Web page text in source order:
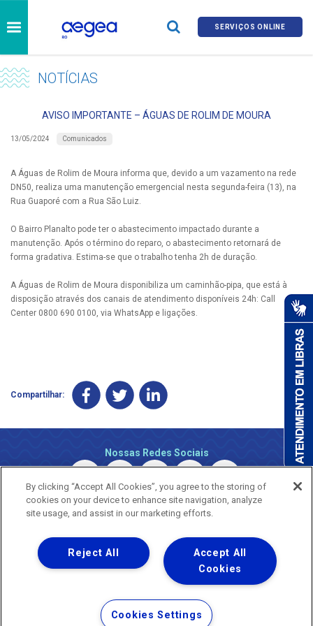
SERVIÇOS ONLINE
NOTÍCIAS
AVISO IMPORTANTE – ÁGUAS DE ROLIM DE MOURA
13/05/2024 Comunicados
A Águas de Rolim de Moura informa que, devido a um vazamento na rede
DN50, realiza uma manutenção emergencial nesta segunda-feira (13), na
Rua Guaporé com a Rua São Luiz.
O Bairro Planalto pode ter o abastecimento impactado durante a
manutenção. Após o término do reparo, o abastecimento retornará de
forma gradativa. Estima-se que o trabalho tenha 2h de duração.
A Águas de Rolim de Moura disponibiliza um caminhão-pipa, que está à
disposição através dos canais de atendimento disponíveis 24h: Call
Center 0800 690 0100, via WhatsApp e ligações.
Compartilhar:
Nossas Redes Sociais
Copyright © 2026 - Todos os Direitos Reservados.
Nossa natureza movimenta a vida
Termos Gerais de Uso de Sites e Aplicativos
Política de Privacidade e Proteção de Dados
By clicking “Accept All Cookies”, you agree to the storing of
cookies on your device to enhance site navigation, analyze
site usage, and assist in our marketing efforts.
Accept All
Cookies
Reject All
Cookies Settings